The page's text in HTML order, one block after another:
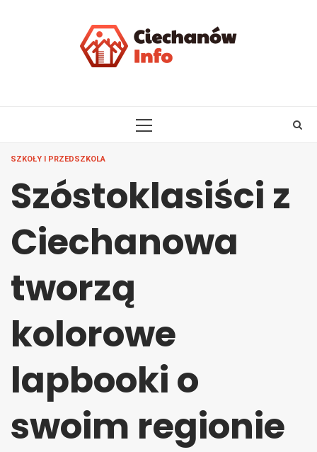
PRIMARY
SZKOŁY I PRZEDSZKOLA
Szóstoklasiści z
Ciechanowa
tworzą
kolorowe
lapbooki o
swoim regionie